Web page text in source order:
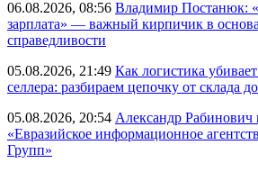
06.08.2026, 08:56 Владимир Постанюк:
зарплата» — важный кирпичик в
справедливости
05.08.2026, 21:49 Как логистика
селлера: разбираем цепочку от склада
05.08.2026, 20:54 Александр Рабинович
«Евразийское информационное
Групп»